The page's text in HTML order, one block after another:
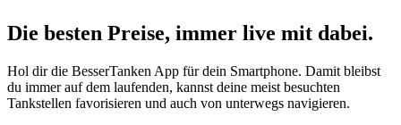
Die besten Preise, immer live mit dabei.
Hol dir die BesserTanken App für dein Smartphone. Damit bleibst
du immer auf dem laufenden, kannst deine meist besuchten
Tankstellen favorisieren und auch von unterwegs navigieren.